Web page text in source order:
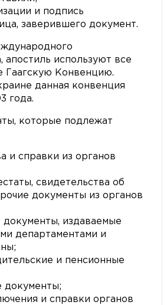
и подпись
заверившего документ.
апостиль используют все
Гаагскую Конвенцию.
данная конвенция
года.
которые подлежат
и справки из органов
свидетельства об
документы из органов
издаваемые
департаментами и
и пенсионные
документы;
и справки органов